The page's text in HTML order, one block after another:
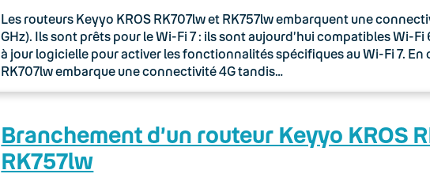
Les routeurs Keyyo KROS RK707lw et RK757lw embarquent une
GHz). Ils sont prêts pour le Wi-Fi 7 : ils sont aujourd’hui compatibles Wi-
à jour logicielle pour activer les fonctionnalités spécifiques au Wi-Fi 7.
RK707lw embarque une connectivité 4G tandis…
Branchement d’un routeur Keyyo KROS
RK757lw